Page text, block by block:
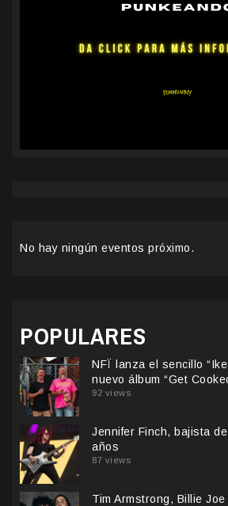
No hay ningún eventos próximo.
POPULARES
NFÏ lanza el sencillo
nuevo álbum “Get
92 views
Jennifer Finch, bajista
años
87 views
Tim Armstrong, Billie